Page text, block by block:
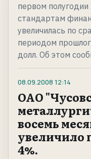
первом
стандартам
увеличилась по
периодом
долл. Об этом
08.09.2008 12:14
ОАО
восемь
увеличило
4%.